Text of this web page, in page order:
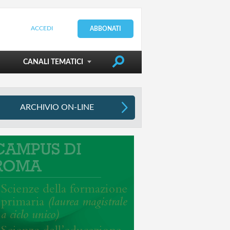
ACCEDI ABBONATI
DIRIGERE LA SCUOLA
CANALI TEMATICI
ARCHIVIO ON-LINE